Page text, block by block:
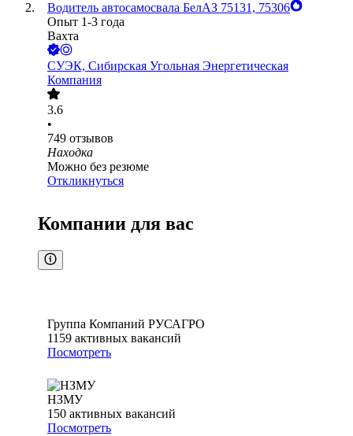
Водитель автосамосвала БелАЗ 75131, 75306
Опыт 1-3 года
Вахта
СУЭК, Сибирская Угольная Энергетическая
Компания
3.6
•
749 отзывов
Находка
Можно без резюме
Откликнуться
Компании для вас
Группа Компаний РУСАГРО
1159 активных вакансий
Посмотреть
НЗМУ
150 активных вакансий
Посмотреть